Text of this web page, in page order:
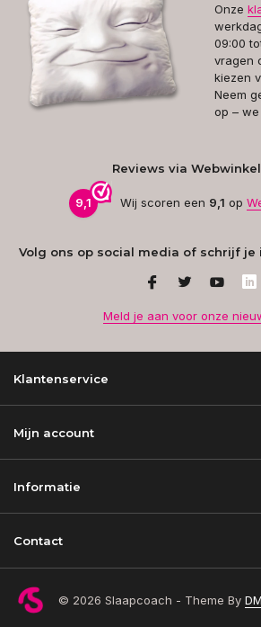
Onze
09:00
vragen
kiezen
Neem
op –
Reviews via
9,1 Wij scoren een 9,1 op
Volg ons op social media of schrijf
Meld je aan voor onze
Klantenservice
Mijn account
Informatie
Contact
© 2026 Slaapcoach - Theme By